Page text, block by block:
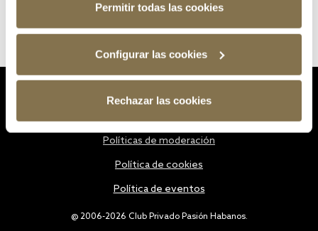
Permitir todas las cookies
Configurar las cookies
Rechazar las cookies
@ 2006-2026 Club Privado Pasión Habanos.
Políticas de moderación
Política de cookies
Política de eventos